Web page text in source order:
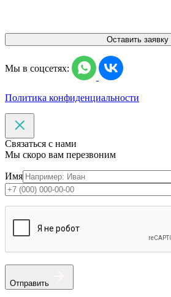
Оставить заявку
Мы в соцсетях:
Политика конфиденциальности
Связаться с нами
Мы скоро вам перезвоним
Имя
Отправить